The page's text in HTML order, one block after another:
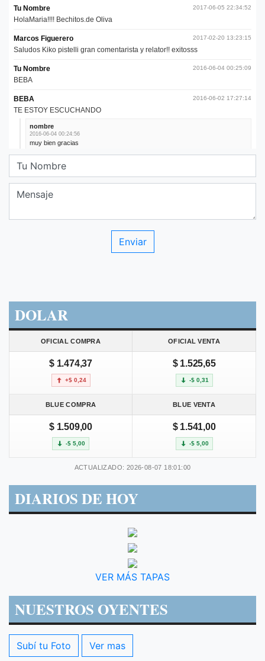
DOLAR
OFICIAL COMPRA OFICIAL VENTA
$ 1.474,37
+$ 0,24
$ 1.525,65
-$ 0,31
BLUE COMPRA BLUE VENTA
$ 1.509,00
-$ 5,00
$ 1.541,00
-$ 5,00
ACTUALIZADO: 2026-08-07 18:01:00
DIARIOS DE HOY
VER MÁS TAPAS
NUESTROS OYENTES
Subí tu Foto Ver mas